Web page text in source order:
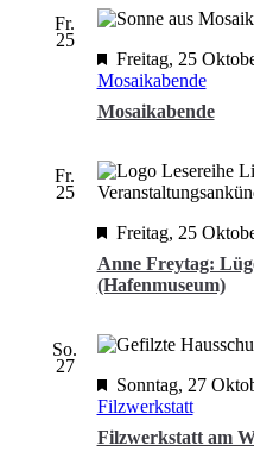
Fr.
25
Mosaikabende
Freitag, 25
Mosaikabende
Fr.
25
Anne Freytag:
(Hafenmuseum)
Freitag, 25
So.
27
Filzwerkstatt am
Sonntag, 27
Filzwerkstatt